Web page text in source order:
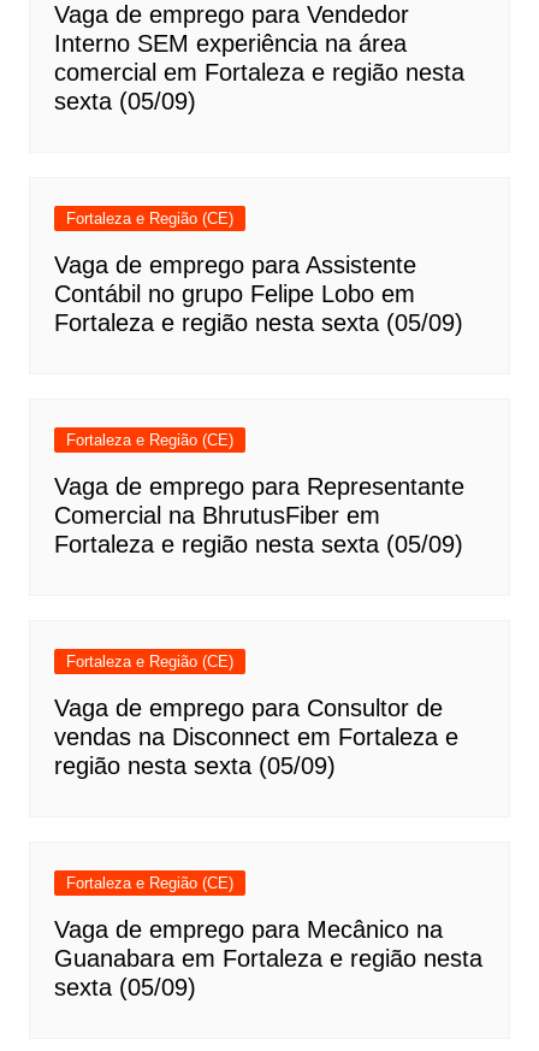
Vaga de emprego para Vendedor
Interno SEM experiência na área
comercial em Fortaleza e região nesta
sexta (05/09)
Fortaleza e Região (CE)
Vaga de emprego para Assistente
Contábil no grupo Felipe Lobo em
Fortaleza e região nesta sexta (05/09)
Fortaleza e Região (CE)
Vaga de emprego para Representante
Comercial na BhrutusFiber em
Fortaleza e região nesta sexta (05/09)
Fortaleza e Região (CE)
Vaga de emprego para Consultor de
vendas na Disconnect em Fortaleza e
região nesta sexta (05/09)
Fortaleza e Região (CE)
Vaga de emprego para Mecânico na
Guanabara em Fortaleza e região nesta
sexta (05/09)